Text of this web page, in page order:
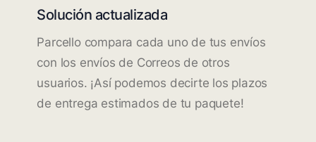
Solución actualizada
Parcello compara cada uno de tus envíos
con los envíos de Correos de otros
usuarios. ¡Así podemos decirte los plazos
de entrega estimados de tu paquete!